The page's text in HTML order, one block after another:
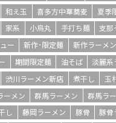
和え玉 喜多方中華蕎麦 夏季
家系 小烏丸 手打ち麺
支那
ー
新作･限定麺 新作ラーメン
期間限定麺 油そば
淡麗系
渋川ラーメン新店 煮干し 玉
ーメン
群馬ラーメン 群馬ラ
し 藤岡ラーメン 豚骨 豚骨